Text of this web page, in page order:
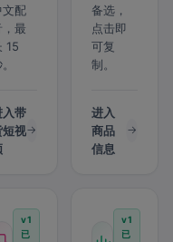
文配
，最
15
入带
短视
备选，
点击即
可复
制。
进入
商品
信息
v1
已
v1
已